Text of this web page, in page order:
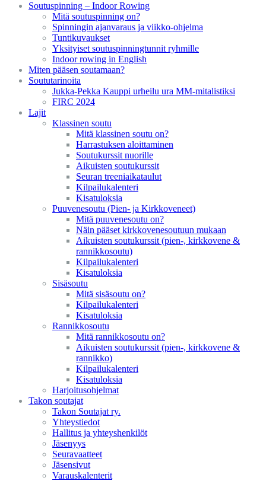
Soutuspinning – Indoor Rowing
Mitä soutuspinning on?
Spinningin ajanvaraus ja viikko-ohjelma
Tuntikuvaukset
Yksityiset soutuspinningtunnit ryhmille
Indoor rowing in English
Miten pääsen soutamaan?
Soututarinoita
Jukka-Pekka Kauppi urheilu ura MM-mitalistiksi
FIRC 2024
Lajit
Klassinen soutu
Mitä klassinen soutu on?
Harrastuksen aloittaminen
Soutukurssit nuorille
Aikuisten soutukurssit
Seuran treeniaikataulut
Kilpailukalenteri
Kisatuloksia
Puuvenesoutu (Pien- ja Kirkkoveneet)
Mitä puuvenesoutu on?
Näin pääset kirkkovenesoutuun mukaan
Aikuisten soutukurssit (pien-, kirkkovene &
rannikkosoutu)
Kilpailukalenteri
Kisatuloksia
Sisäsoutu
Mitä sisäsoutu on?
Kilpailukalenteri
Kisatuloksia
Rannikkosoutu
Mitä rannikkosoutu on?
Aikuisten soutukurssit (pien-, kirkkovene &
rannikko)
Kilpailukalenteri
Kisatuloksia
Harjoitusohjelmat
Takon soutajat
Takon Soutajat ry.
Yhteystiedot
Hallitus ja yhteyshenkilöt
Jäsenyys
Seuravaatteet
Jäsensivut
Varauskalenterit